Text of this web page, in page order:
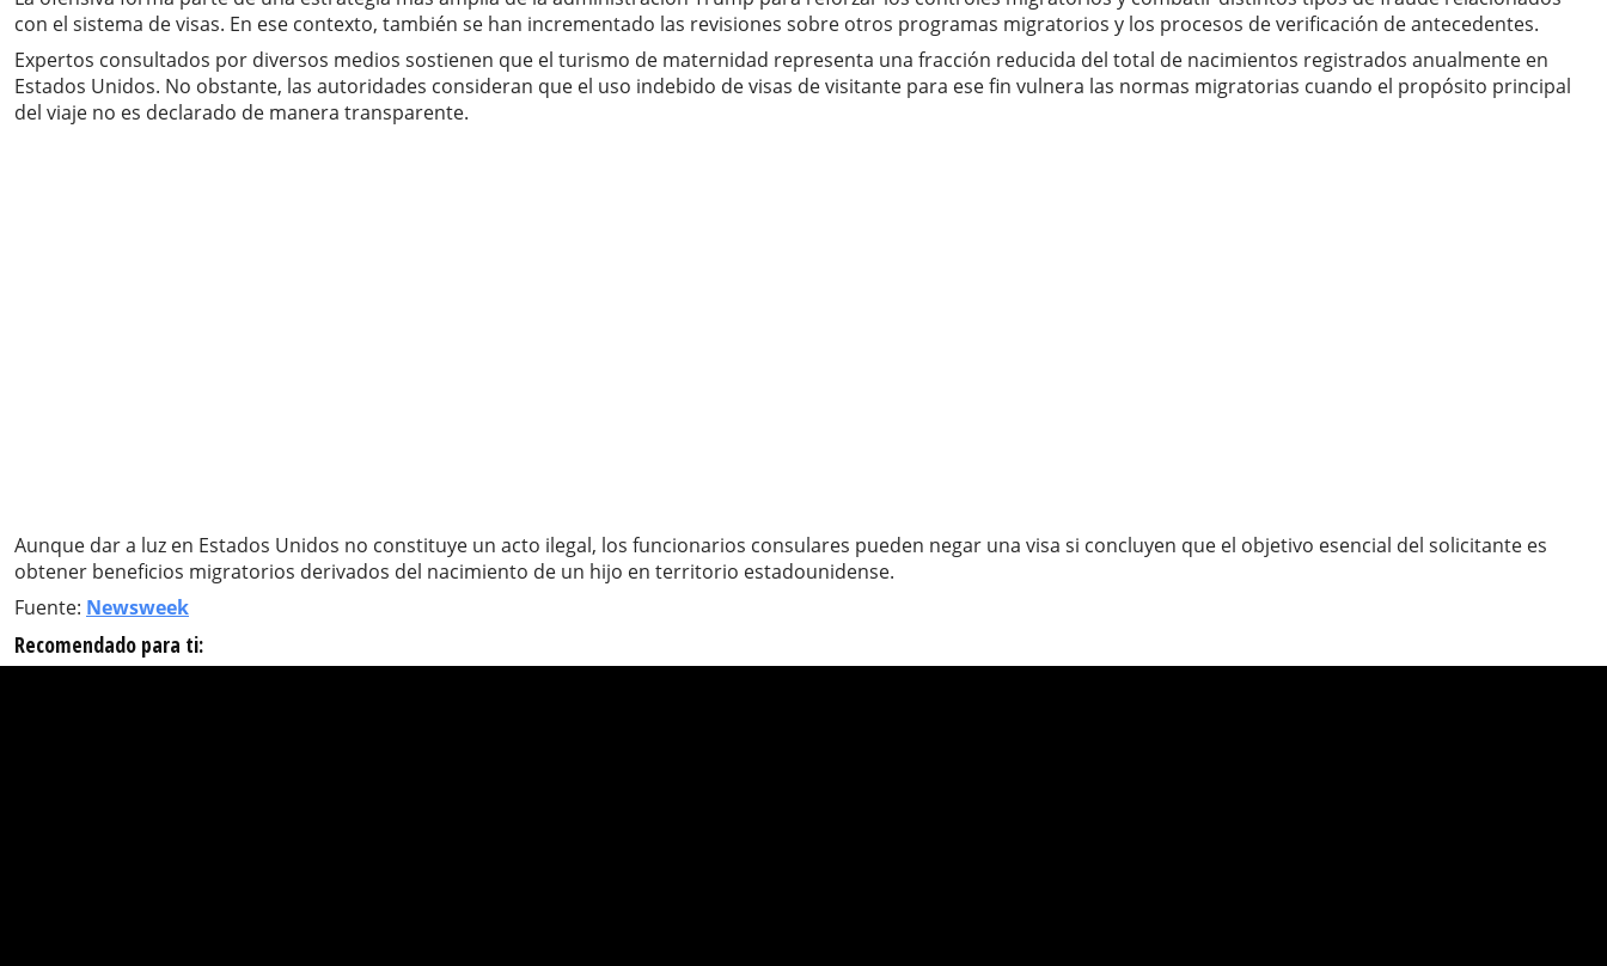
con el sistema de visas. En ese contexto, también se han incrementado las revisiones sobre otros programas migratorios y los procesos de verificación de antecedentes.
Expertos consultados por diversos medios sostienen que el turismo de maternidad representa una fracción reducida del total de nacimientos registrados anualmente en
Estados Unidos. No obstante, las autoridades consideran que el uso indebido de visas de visitante para ese fin vulnera las normas migratorias cuando el propósito principal
del viaje no es declarado de manera transparente.
Aunque dar a luz en Estados Unidos no constituye un acto ilegal, los funcionarios consulares pueden negar una visa si concluyen que el objetivo esencial del solicitante es
obtener beneficios migratorios derivados del nacimiento de un hijo en territorio estadounidense.
Fuente: Newsweek
Recomendado para ti: